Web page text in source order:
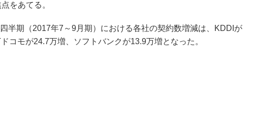
をあてる。
半期（2017年7～9月期）における各社の契約数増減は、KDDIが
コモが24.7万増、ソフトバンクが13.9万増となった。